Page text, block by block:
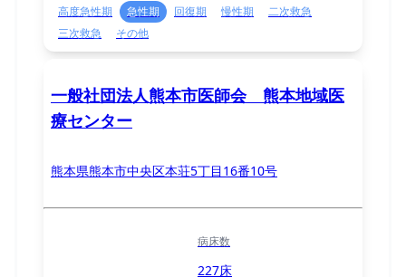
高度急性期 急性期 回復期 慢性期
二次救急
三次救急
その他
一般社団法人熊本市医師会 熊本地域医
療センター
熊本県熊本市中央区本荘5丁目16番10号
病床数
227床